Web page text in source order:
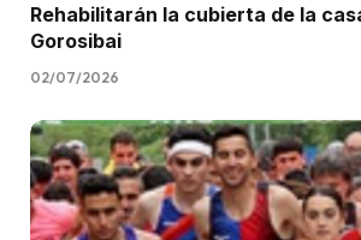
Rehabilitarán la cubierta de la
Gorosibai
02/07/2026